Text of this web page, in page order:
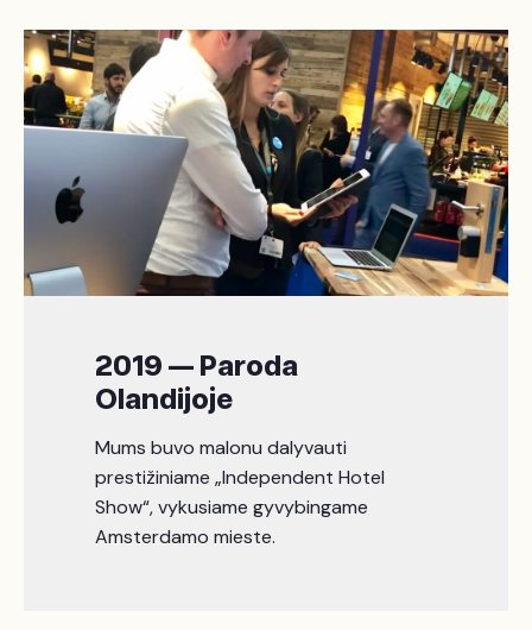
2019 — Paroda
Olandijoje
Mums buvo malonu dalyvauti
prestižiniame „Independent Hotel
Show“, vykusiame gyvybingame
Amsterdamo mieste.